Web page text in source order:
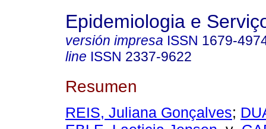
Epidemiologia e
versión impresa ISSN 1679-
line ISSN 2337-9622
Resumen
REIS, Juliana Gonçalves;